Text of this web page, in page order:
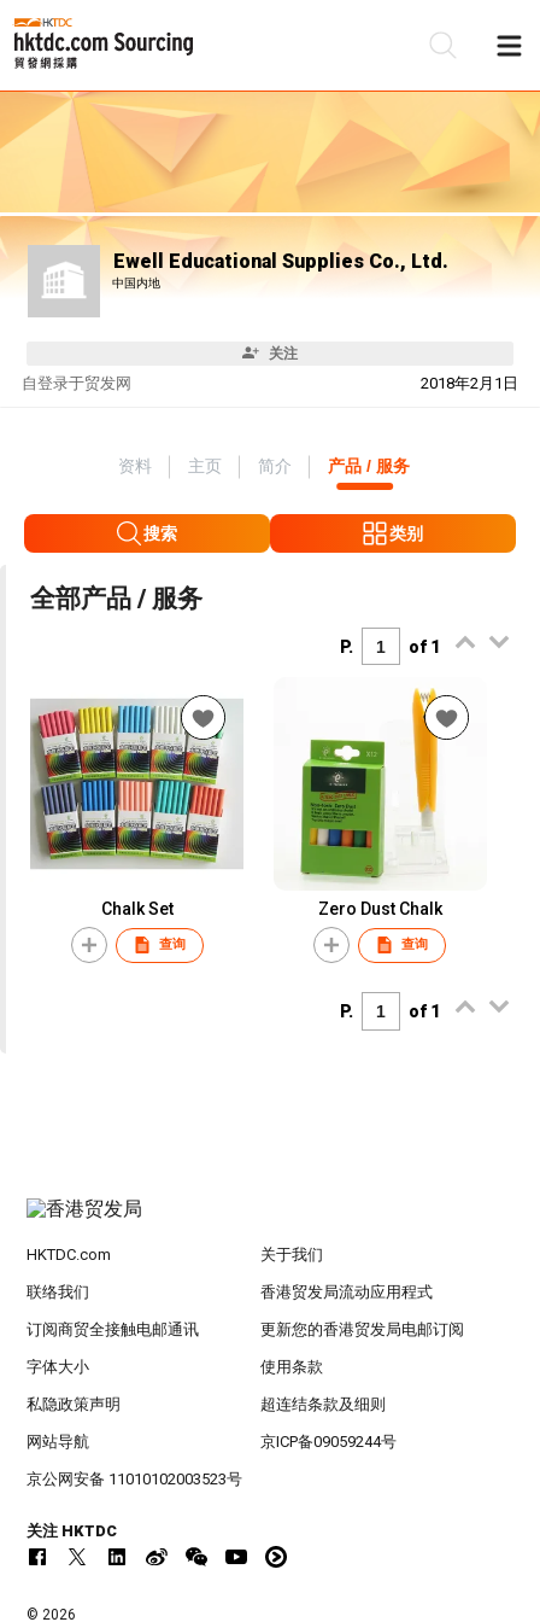
Ewell Educational Supplies Co., Ltd.
中国内地
关注
自 2018年2月1日
登录于贸发网
资料 主页 简介 产品 / 服务
搜索 类别
全部产品 / 服务
P. of 1
Chalk Set
查询
Zero Dust Chalk
查询
P. of 1
HKTDC.com 关于我们
联络我们 香港贸发局流动应用程式
订阅商贸全接触电邮通讯 更新您的香港贸发局电邮订阅
字体大小 使用条款
私隐政策声明 超连结条款及细则
网站导航 京ICP备09059244号
京公网安备 11010102003523号
关注 HKTDC
© 2026